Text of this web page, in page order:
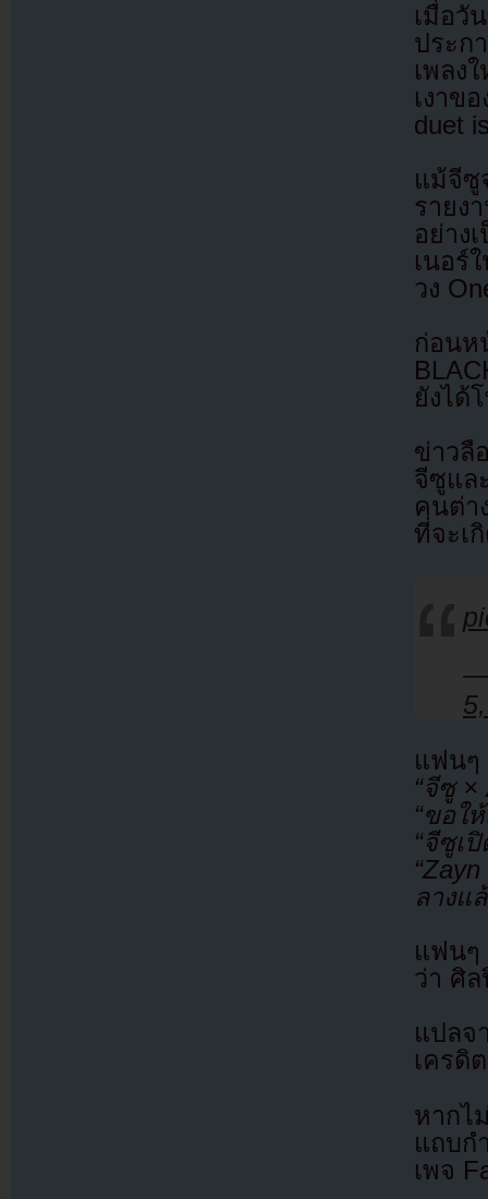
เมื่อ
ประก
เพลง
เงาข
duet
แม้จีซู
รายง
อย่าง
เนอร์
วง
ก่อน
ยังได้
ข่าวลื
จีซูแล
คนต่า
ที่จะเ
—
แฟนๆ
“จีซู
“ขอใ
“จีซูเ
ลางแ
แฟนๆ
ว่า ศิ
แปล
เครดิ
หากไ
แถบก
เพจ